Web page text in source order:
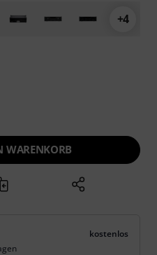
+4
WARENKORB
kostenlos